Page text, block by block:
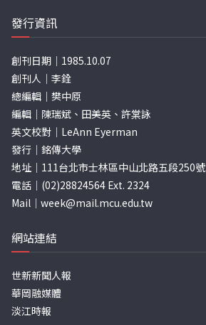
頁
發行資訊
創刊日期｜1985.10.07
創刊人｜李銓
總編輯｜樊中原
編輯｜陳瑞斌、田美英、許棠詠
英文校對｜LeAnn Eyerman
發行｜銘傳大學
地址｜111台北市士林區中山北路五段250號
電話｜(02)28824564 Ext. 2324
Mail｜ week@mail.mcu.edu.tw
網站連結
世新新聞人報
華岡融媒體
淡江時報